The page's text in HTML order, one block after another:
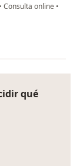
• Consulta online •
qué